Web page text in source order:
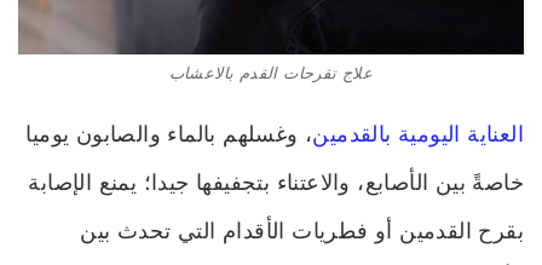
علاج تقرحات القدم بالاعشاب
العناية اليومية بالقدمين، وغسلهم بالماء والصابون يوميا
خاصةً بين الأصابع، والاعتناء بتجفيفها جيدا؛ يمنع الإصابة
بقرح القدمين أو فطريات الأقدام التي تحدث بين